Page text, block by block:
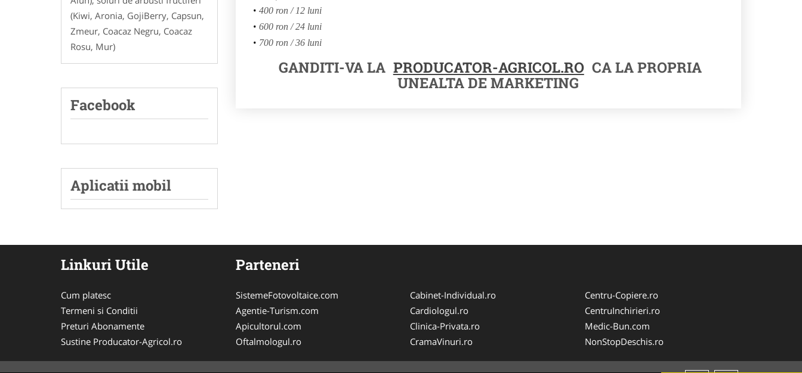
(Kiwi, Aronia, GojiBerry, Capsun,
Zmeur, Coacaz Negru, Coacaz
Rosu, Mur)
Facebook
Aplicatii mobil
400 ron / 12 luni
600 ron / 24 luni
700 ron / 36 luni
GANDITI-VA LA PRODUCATOR-AGRICOL.RO CA LA PROPRIA
UNEALTA DE MARKETING
Linkuri Utile
Cum platesc
Termeni si Conditii
Preturi Abonamente
Sustine Producator-Agricol.ro
Parteneri
SistemeFotovoltaice.com
Agentie-Turism.com
Apicultorul.com
Oftalmologul.ro
Cabinet-Individual.ro
Cardiologul.ro
Clinica-Privata.ro
CramaVinuri.ro
Centru-Copiere.ro
CentruInchirieri.ro
Medic-Bun.com
NonStopDeschis.ro